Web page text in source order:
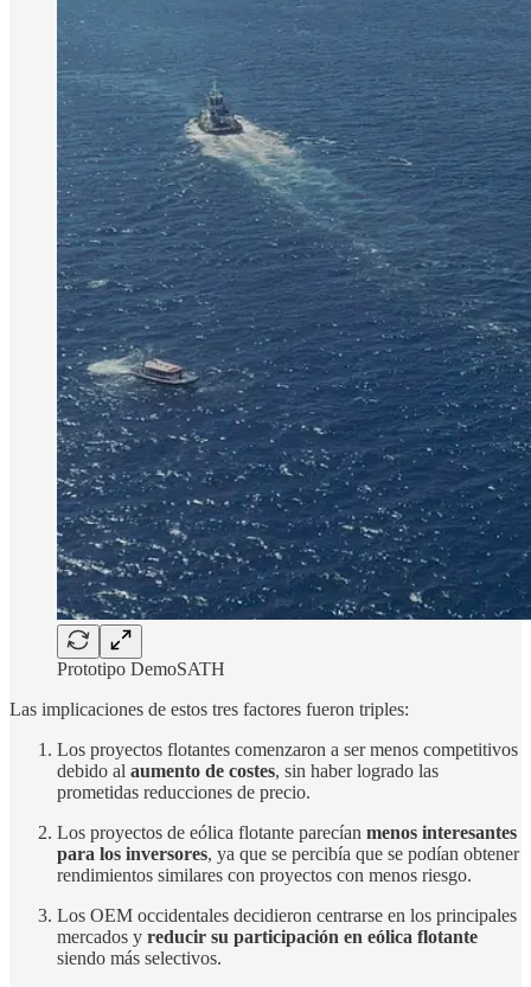
Prototipo DemoSATH
Las implicaciones de estos tres factores fueron triples:
Los proyectos flotantes comenzaron a ser menos competitivos
debido al aumento de costes, sin haber logrado las
prometidas reducciones de precio.
Los proyectos de eólica flotante parecían menos interesantes
para los inversores, ya que se percibía que se podían obtener
rendimientos similares con proyectos con menos riesgo.
Los OEM occidentales decidieron centrarse en los principales
mercados y reducir su participación en eólica flotante
siendo más selectivos.